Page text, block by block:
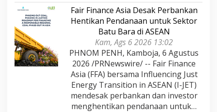
Fair Finance Asia Desak Perbankan
Hentikan Pendanaan untuk Sektor
Batu Bara di ASEAN
Kam, Ags 6 2026 13:02
PHNOM PENH, Kamboja, 6 Agustus
2026 /PRNewswire/ -- Fair Finance
Asia (FFA) bersama Influencing Just
Energy Transition in ASEAN (I-JET)
mendesak perbankan dan investor
menghentikan pendanaan untuk…